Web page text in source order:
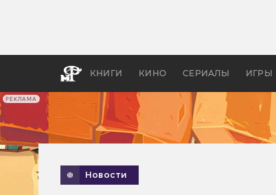
РЕКЛАМА
КНИГИ КИНО СЕРИАЛЫ ИГРЫ
Новости